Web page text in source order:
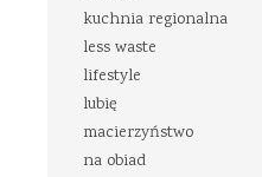
kuchnia regionalna
less waste
lifestyle
lubię
macierzyństwo
na obiad